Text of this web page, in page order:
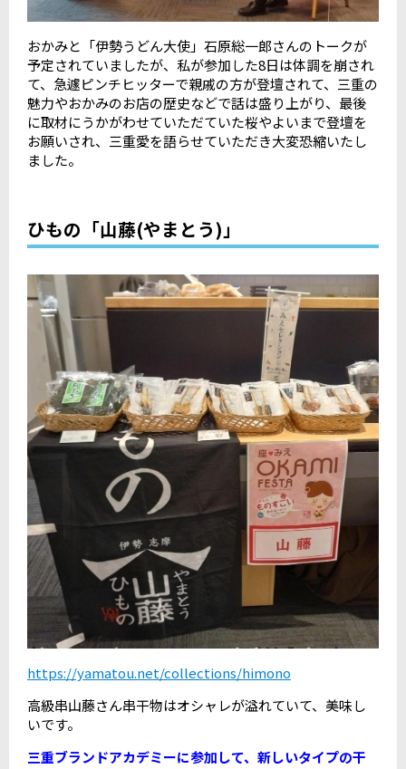
おかみと「伊勢うどん大使」石原総一郎さんのトークが
予定されていましたが、私が参加した8日は体調を崩され
て、急遽ピンチヒッターで親戚の方が登壇されて、三重の
魅力やおかみのお店の歴史などで話は盛り上がり、最後
に取材にうかがわせていただていた桜やよいまで登壇を
お願いされ、三重愛を語らせていただき大変恐縮いたし
ました。
ひもの「山藤(やまとう)」
https://yamatou.net/collections/himono
高級串山藤さん串干物はオシャレが溢れていて、美味し
いです。
三重ブランドアカデミーに参加して、新しいタイプの干